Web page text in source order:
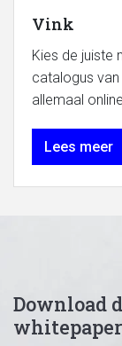
Vink
Kies de juiste
catalogus
allemaal
Lees meer
Download
whitepaper